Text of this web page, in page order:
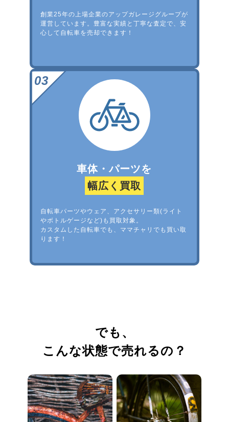
創業25年の上場企業のアップガレージグループが
運営しています。豊富な実績と丁寧な査定で、安
心して自転車を売却できます！
車体・パーツを
幅広く買取
自転車パーツやウェア、アクセサリー類(ライト
やボトルゲージなど)も買取対象。
カスタムした自転車でも、ママチャリでも買い取
ります！
でも、
こんな状態で売れるの？